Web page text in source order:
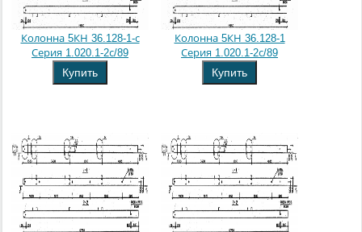
Колонна 5КН 36.128-1-с
Серия 1.020.1-2с/89
Купить
Колонна 5КН 36.128-1
Серия 1.020.1-2с/89
Купить